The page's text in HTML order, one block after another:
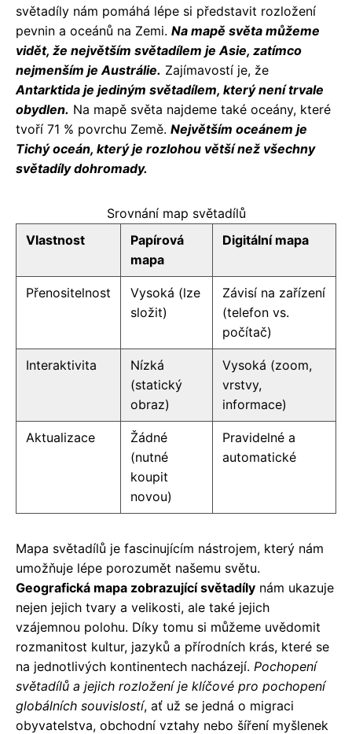
světadíly nám pomáhá lépe si představit rozložení
pevnin a oceánů na Zemi. Na mapě světa můžeme
vidět, že největším světadílem je Asie, zatímco
nejmenším je Austrálie. Zajímavostí je, že
Antarktida je jediným světadílem, který není trvale
obydlen. Na mapě světa najdeme také oceány, které
tvoří 71 % povrchu Země. Největším oceánem je
Tichý oceán, který je rozlohou větší než všechny
světadíly dohromady.
Srovnání map světadílů
Vlastnost
Papírová
mapa
Digitální mapa
Přenositelnost
Vysoká (lze
složit)
Závisí na zařízení
(telefon vs.
počítač)
Interaktivita
Nízká
(statický
obraz)
Vysoká (zoom,
vrstvy,
informace)
Aktualizace
Žádné
(nutné
koupit
novou)
Pravidelné a
automatické
Mapa světadílů je fascinujícím nástrojem, který nám
umožňuje lépe porozumět našemu světu.
Geografická mapa zobrazující světadíly nám ukazuje
nejen jejich tvary a velikosti, ale také jejich
vzájemnou polohu. Díky tomu si můžeme uvědomit
rozmanitost kultur, jazyků a přírodních krás, které se
na jednotlivých kontinentech nacházejí. Pochopení
světadílů a jejich rozložení je klíčové pro pochopení
globálních souvislostí, ať už se jedná o migraci
obyvatelstva, obchodní vztahy nebo šíření myšlenek